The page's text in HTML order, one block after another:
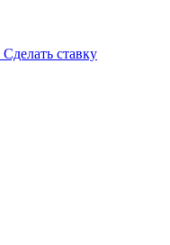
Сделать ставку